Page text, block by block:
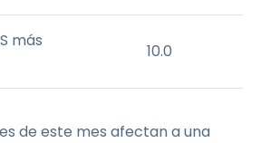
más
10.0
de este mes afectan a una